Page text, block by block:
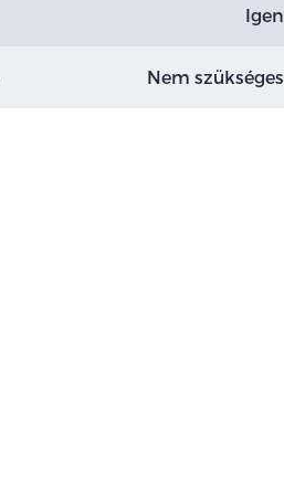
Igen
Nem szükséges